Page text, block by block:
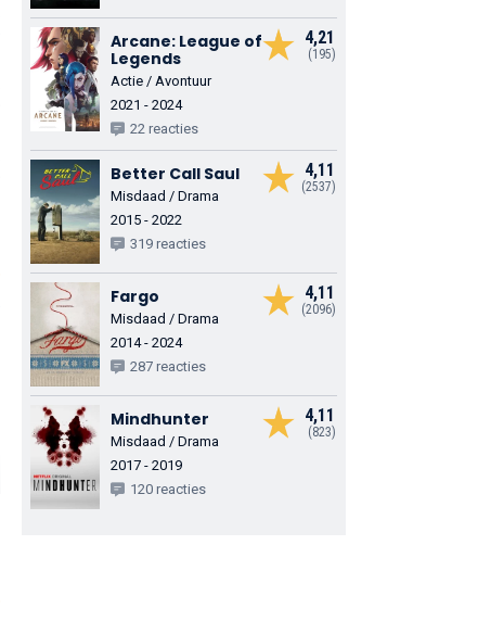
Hector
Bateman-
Harden
Giles
4,21
(195)
Arcane: League of
Legends
Actie / Avontuur
2021 - 2024
22 reacties
4,11
(2537)
Better Call Saul
Misdaad / Drama
2015 - 2022
319 reacties
4,11
(2096)
Fargo
Misdaad / Drama
2014 - 2024
287 reacties
4,11
(823)
Mindhunter
Misdaad / Drama
2017 - 2019
120 reacties